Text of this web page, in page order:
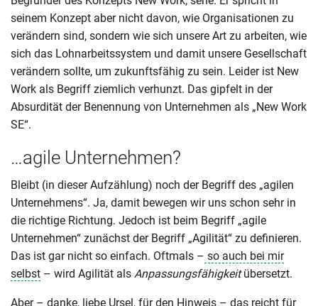
seinem Konzept aber nicht davon, wie Organisationen zu
verändern sind, sondern wie sich unsere Art zu arbeiten, wie
sich das Lohnarbeitssystem und damit unsere Gesellschaft
verändern sollte, um zukunftsfähig zu sein. Leider ist New
Work als Begriff ziemlich verhunzt. Das gipfelt in der
Absurdität der Benennung von Unternehmen als „New Work
SE“.
…agile Unternehmen?
Bleibt (in dieser Aufzählung) noch der Begriff des „agilen
Unternehmens“. Ja, damit bewegen wir uns schon sehr in
die richtige Richtung. Jedoch ist beim Begriff „agile
Unternehmen“ zunächst der Begriff „Agilität“ zu definieren.
Das ist gar nicht so einfach. Oftmals – so auch bei mir
selbst – wird Agilität als Anpassungsfähigkeitübersetzt.
Aber – danke, liebe Ursel, für den Hinweis – das reicht für